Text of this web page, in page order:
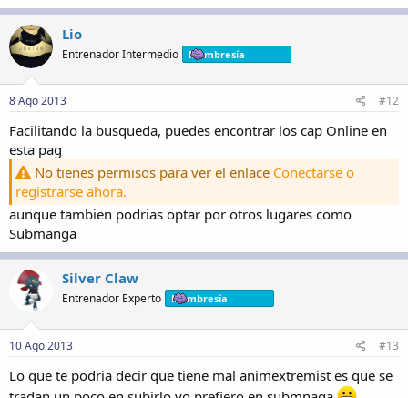
Lio
Entrenador Intermedio Membresía
8 Ago 2013 #12
Facilitando la busqueda, puedes encontrar los cap Online en
esta pag
No tienes permisos para ver el enlace Conectarse o
registrarse ahora.
aunque tambien podrias optar por otros lugares como
Submanga
Silver Claw
Entrenador Experto Membresía
10 Ago 2013 #13
Lo que te podria decir que tiene mal animextremist es que se